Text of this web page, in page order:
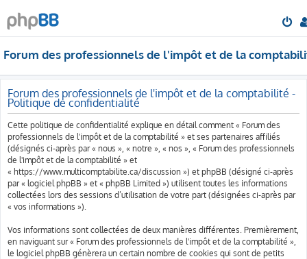
Forum des professionnels de l'impôt et de la
Forum des professionnels de l'impôt et de la comptabilité -
Politique de confidentialité
Cette politique de confidentialité explique en détail comment « Forum des
professionnels de l'impôt et de la comptabilité » et ses partenaires affiliés
(désignés ci-après par « nous », « notre », « nos », « Forum des professionnels
de l'impôt et de la comptabilité » et
« https://www.multicomptabilite.ca/discussion ») et phpBB (désigné ci-après
par « logiciel phpBB » et « phpBB Limited ») utilisent toutes les informations
collectées lors des sessions d’utilisation de votre part (désignées ci-après par
« vos informations »).
Vos informations sont collectées de deux manières différentes. Premièrement,
en naviguant sur « Forum des professionnels de l'impôt et de la comptabilité »,
le logiciel phpBB génèrera un certain nombre de cookies qui sont de petits